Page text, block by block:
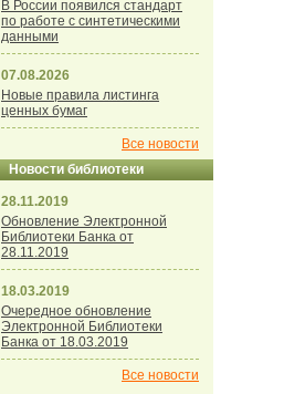
В России появился стандарт
по работе с синтетическими
данными
07.08.2026
Новые правила листинга
ценных бумаг
Все новости
Новости библиотеки
28.11.2019
Обновление Электронной
Библиотеки Банка от
28.11.2019
18.03.2019
Очередное обновление
Электронной Библиотеки
Банка от 18.03.2019
Все новости